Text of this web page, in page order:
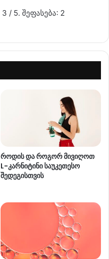
3 / 5. შეფასება: 2
როდის და როგორ მივიღოთ
L-კარნიტინი საუკეთესო
შედეგისთვის